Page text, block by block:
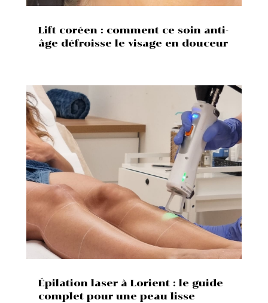
Lift coréen : comment ce soin anti-
âge défroisse le visage en douceur
Épilation laser à Lorient : le guide
complet pour une peau lisse